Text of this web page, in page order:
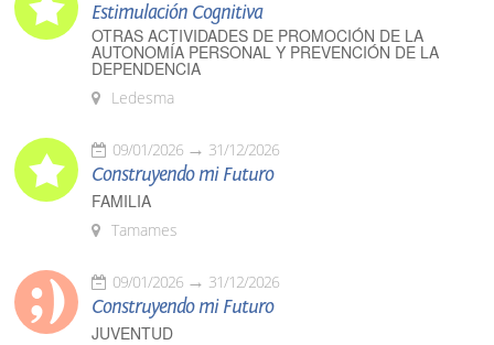
Estimulación Cognitiva
OTRAS ACTIVIDADES DE PROMOCIÓN DE LA
AUTONOMÍA PERSONAL Y PREVENCIÓN DE LA
DEPENDENCIA
Ledesma
09/01/2026 31/12/2026
Construyendo mi Futuro
FAMILIA
Tamames
09/01/2026 31/12/2026
Construyendo mi Futuro
JUVENTUD